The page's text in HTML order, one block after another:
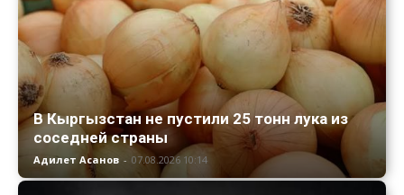
В Кыргызстан не пустили 25 тонн лука из
соседней страны
Адилет Асанов - 07.08.2026 10:14